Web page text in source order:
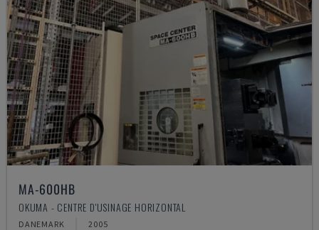
MA-600HB
OKUMA - CENTRE D'USINAGE HORIZONTAL
DANEMARK 2005